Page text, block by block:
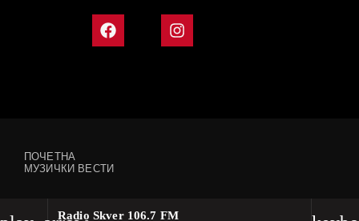
Radio Skver 106.7 FM
ПОЧЕТНА
МУЗИЧКИ ВЕСТИ